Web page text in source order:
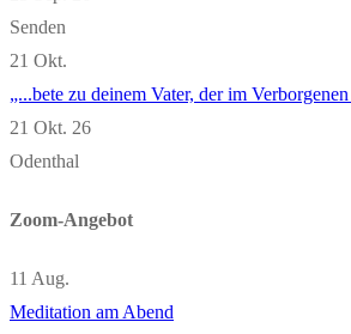
Senden
21 Okt.
„...bete zu deinem Vater, der im
21 Okt. 26
Odenthal
Zoom-Angebot
11 Aug.
Meditation am Abend